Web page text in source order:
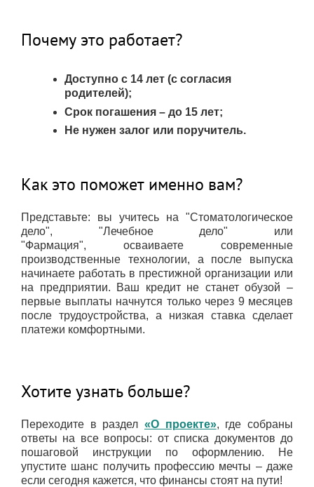
Почему это работает?
Доступно с 14 лет (с согласия
родителей);
Срок погашения – до 15 лет;
Не нужен залог или поручитель.
​​​​​​​Как это поможет именно вам?
Представьте: вы учитесь на "Стоматологическое
дело", "Лечебное дело" или
"Фармация", осваиваете современные
производственные технологии, а после выпуска
начинаете работать в престижной организации или
на предприятии. Ваш кредит не станет обузой –
первые выплаты начнутся только через 9 месяцев
после трудоустройства, а низкая ставка сделает
платежи комфортными.
Хотите узнать больше?
Переходите в раздел «О проекте», где собраны
ответы на все вопросы: от списка документов до
пошаговой инструкции по оформлению. Не
упустите шанс получить профессию мечты – даже
если сегодня кажется, что финансы стоят на пути!